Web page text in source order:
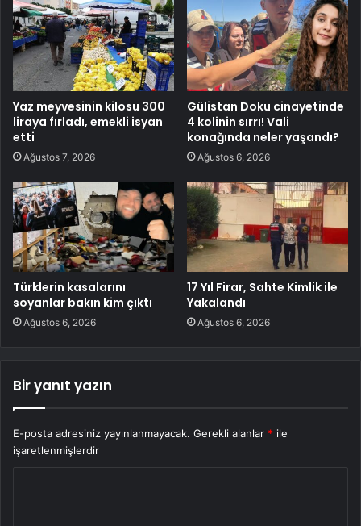
Yaz meyvesinin kilosu 300
liraya fırladı, emekli isyan
etti
Ağustos 7, 2026
Gülistan Doku cinayetinde
4 kolinin sırrı! Vali
konağında neler yaşandı?
Ağustos 6, 2026
Türklerin kasalarını
soyanlar bakın kim çıktı
Ağustos 6, 2026
17 Yıl Firar, Sahte Kimlik ile
Yakalandı
Ağustos 6, 2026
Bir yanıt yazın
E-posta adresiniz yayınlanmayacak. Gerekli alanlar * ile
işaretlenmişlerdir